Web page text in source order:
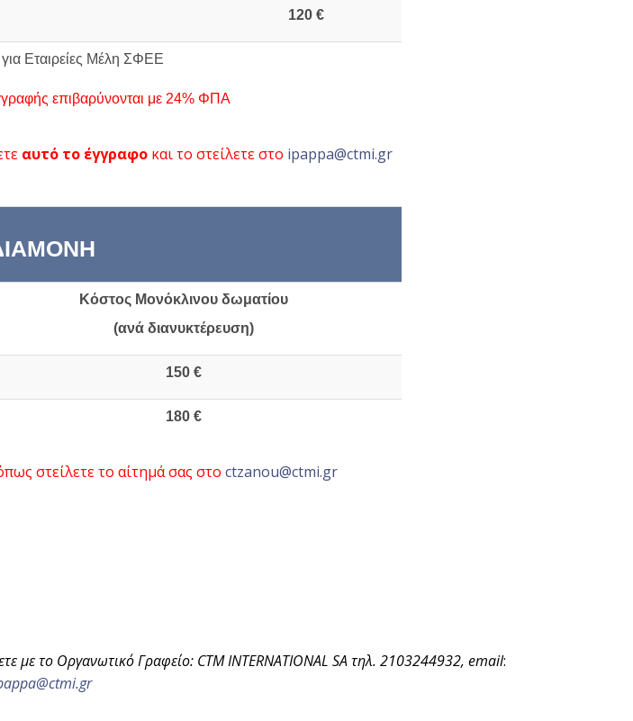
120 €
για Εταιρείες Μέλη ΣΦΕΕ
επιβαρύνονται με 24% ΦΠΑ
αυτό το έγγραφοκαι το στείλετε στο ipappa@ctmi.gr
Κόστος Μονόκλινου δωματίου
(ανά διανυκτέρευση)
150 €
180 €
στείλετε το αίτημά σας στο ctzanou@ctmi.gr
με το Οργανωτικό Γραφείο: CTM INTERNATIONAL SA τηλ. 2103244932, email: